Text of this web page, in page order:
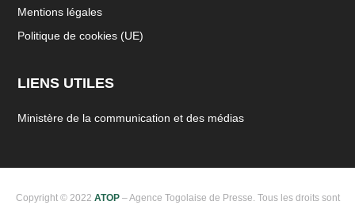
Mentions légales
Politique de cookies (UE)
LIENS UTILES
Ministère de la communication et des médias
Copyright © 2022 ATOP– Agence Togolaise de Presse. Tous les droits sont